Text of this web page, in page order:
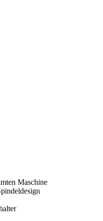
Maschine